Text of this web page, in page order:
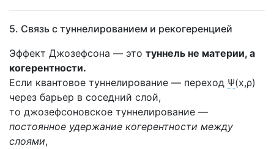
5. Связь с туннелированием и рекогеренцией
Эффект Джозефсона — это туннель не материи, а
когерентности.
Если квантовое туннелирование — переход Ψ(x,ρ)
через барьер в соседний слой,
то джозефсоновское туннелирование —
постоянное удержание когерентности между
слоями,